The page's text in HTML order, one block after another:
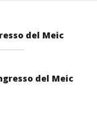
del Meic
del Meic